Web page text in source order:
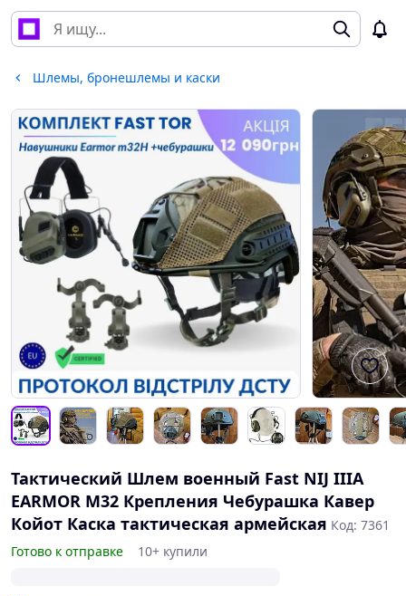
Шлемы, бронешлемы и каски
Тактический Шлем военный Fast NIJ IIIA
EARMOR M32 Крепления Чебурашка Кавер
Койот Каска тактическая армейская Код: 7361
Готово к отправке
10+ купили